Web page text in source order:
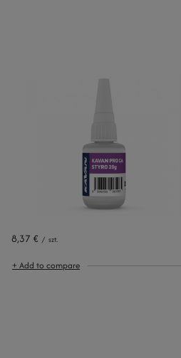
8,37 € / szt.
+ Add to compare